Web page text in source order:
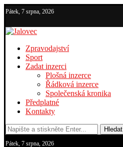
Pátek, 7 srpna, 2026
Zpravodajství
Sport
Zadat inzerci
Plošná inzerce
Řádková inzerce
Společenská kronika
Předplatné
Kontakty
Hledat
Pátek, 7 srpna, 2026